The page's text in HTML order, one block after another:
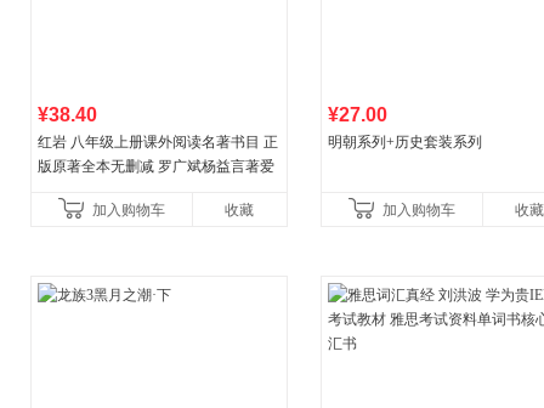
¥38.40
红岩 八年级上册课外阅读名著书目 正
版原著全本无删减 罗广斌杨益言著爱
国青年出版社加入购物车 收藏
¥27.00
明朝系列+历史套装系列
加入购物车 收藏